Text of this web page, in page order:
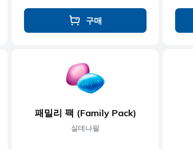
구매
패밀리 팩 (Family Pack)
실데나필